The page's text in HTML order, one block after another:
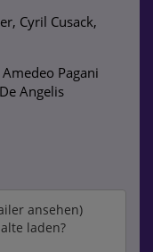
Cyril Cusack,
Amedeo Pagani
Angelis
ansehen)
laden?